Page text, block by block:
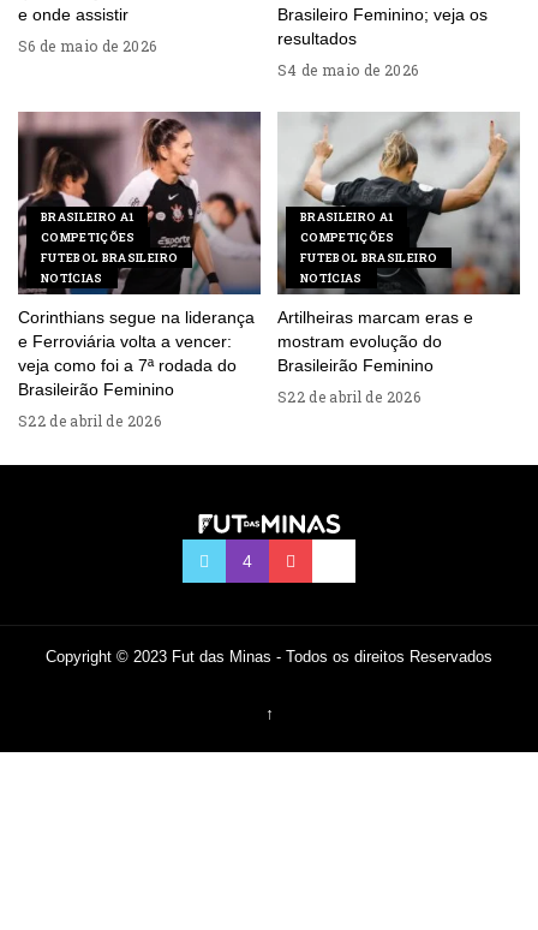
e onde assistir
6 de maio de 2026
Brasileiro Feminino; veja os
resultados
4 de maio de 2026
BRASILEIRO A1
COMPETIÇÕES
FUTEBOL BRASILEIRO
NOTÍCIAS
Corinthians segue na liderança
e Ferroviária volta a vencer:
veja como foi a 7ª rodada do
Brasileirão Feminino
22 de abril de 2026
BRASILEIRO A1
COMPETIÇÕES
FUTEBOL BRASILEIRO
NOTÍCIAS
Artilheiras marcam eras e
mostram evolução do
Brasileirão Feminino
22 de abril de 2026
Copyright © 2023 Fut das Minas - Todos os direitos Reservados
↑